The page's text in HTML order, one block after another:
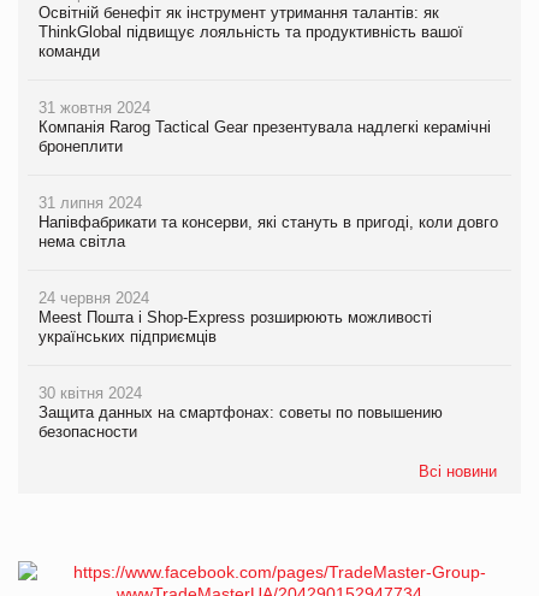
Освітній бенефіт як інструмент утримання талантів: як
ThinkGlobal підвищує лояльність та продуктивність вашої
команди
31 жовтня 2024
Компанія Rarog Tactical Gear презентувала надлегкі керамічні
бронеплити
31 липня 2024
Напівфабрикати та консерви, які стануть в пригоді, коли довго
нема світла
24 червня 2024
Meest Пошта і Shop-Express розширюють можливості
українських підприємців
30 квітня 2024
Защита данных на смартфонах: советы по повышению
безопасности
Всі новини